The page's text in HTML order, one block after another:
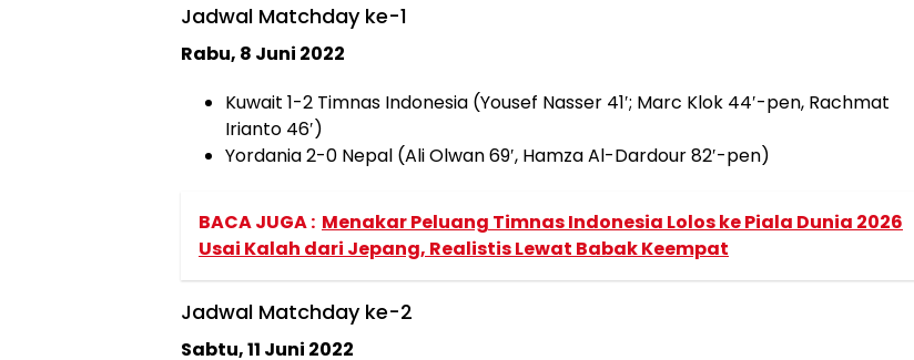
Jadwal Matchday ke-1
Rabu, 8 Juni 2022
Kuwait 1-2 Timnas Indonesia (Yousef Nasser 41′; Marc Klok 44′-pen, Rachmat
Irianto 46′)
Yordania 2-0 Nepal (Ali Olwan 69′, Hamza Al-Dardour 82′-pen)
BACA JUGA : Menakar Peluang Timnas Indonesia Lolos ke Piala Dunia 2026
Usai Kalah dari Jepang, Realistis Lewat Babak Keempat
Jadwal Matchday ke-2
Sabtu, 11 Juni 2022